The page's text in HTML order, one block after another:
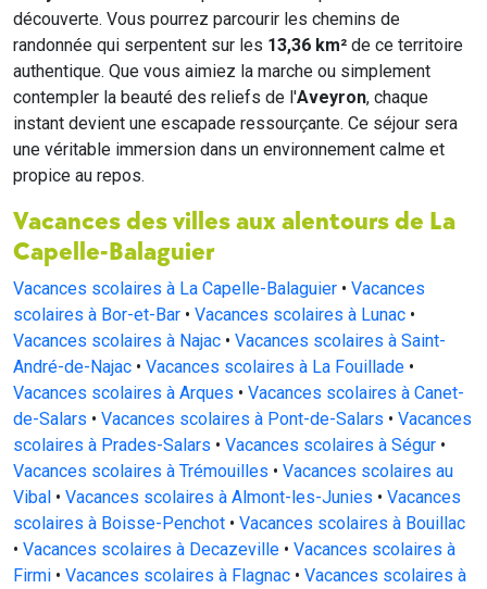
découverte. Vous pourrez parcourir les chemins de
randonnée qui serpentent sur les 13,36 km² de ce territoire
authentique. Que vous aimiez la marche ou simplement
contempler la beauté des reliefs de l'Aveyron, chaque
instant devient une escapade ressourçante. Ce séjour sera
une véritable immersion dans un environnement calme et
propice au repos.
Vacances des villes aux alentours de La
Capelle-Balaguier
Vacances scolaires à La Capelle-Balaguier • Vacances
scolaires à Bor-et-Bar • Vacances scolaires à Lunac •
Vacances scolaires à Najac • Vacances scolaires à Saint-
André-de-Najac • Vacances scolaires à La Fouillade •
Vacances scolaires à Arques • Vacances scolaires à Canet-
de-Salars • Vacances scolaires à Pont-de-Salars • Vacances
scolaires à Prades-Salars • Vacances scolaires à Ségur •
Vacances scolaires à Trémouilles • Vacances scolaires au
Vibal • Vacances scolaires à Almont-les-Junies • Vacances
scolaires à Boisse-Penchot • Vacances scolaires à Bouillac
• Vacances scolaires à Decazeville • Vacances scolaires à
Firmi • Vacances scolaires à Flagnac • Vacances scolaires à